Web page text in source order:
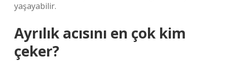
yaşayabilir.
Ayrılık acısını en çok kim
çeker?